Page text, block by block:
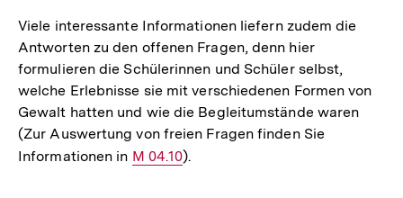
Viele interessante Informationen liefern zudem die
Antworten zu den offenen Fragen, denn hier
formulieren die Schülerinnen und Schüler selbst,
welche Erlebnisse sie mit verschiedenen Formen von
Gewalt hatten und wie die Begleitumstände waren
(Zur Auswertung von freien Fragen finden Sie
Informationen in Interner
M 04.10).